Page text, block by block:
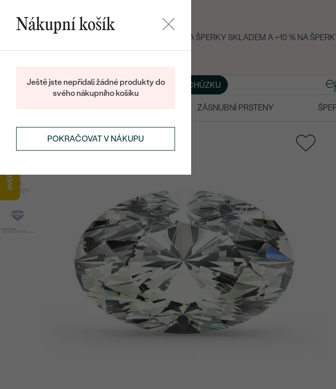
LETNÍ BLACK FRIDAY: −25 % NA ŠPERKY SKLADEM A −10 % NA
BLOGŠPERKY NA MÍRU DOMLUVIT SI SCHŮZKU
ZÁSNUBNÍ PRSTENY
Nákupní košík
Ještě jste nepřidali žádné produkty do
svého nákupního košíku
POKRAČOVAT V NÁKUPU